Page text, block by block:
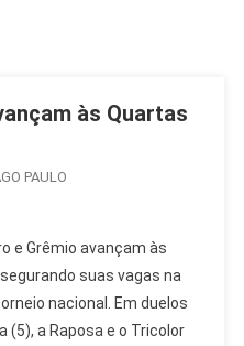
às Quartas
PAULO
e Grêmio avançam às
suas vagas na
nacional. Em duelos
a Raposa e o Tricolor